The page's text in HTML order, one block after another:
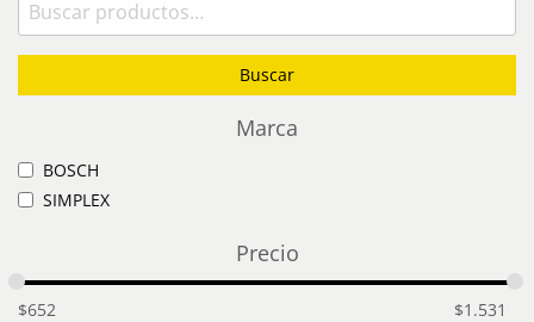
por:
Buscar
Marca
BOSCH
SIMPLEX
Precio
$652 $1.531